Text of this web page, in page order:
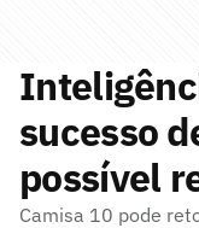
sucesso
possível
Camisa 10 pode